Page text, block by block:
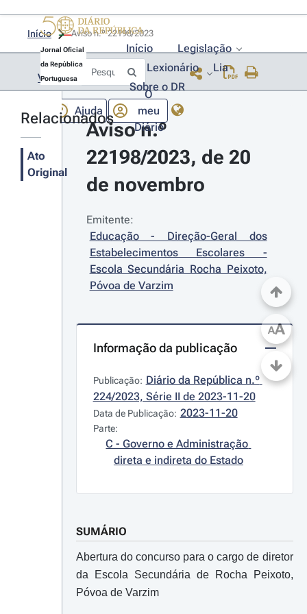
Jornal Oficial
da República
Portuguesa
Início
Legislação
Lexionário
Lia
Sobre o DR
Ajuda
O
meu
Diário
Início
Voltar
Relacionados
Ato
Original
Aviso n.º
22198/2023, de 20
de novembro
Emitente:
Educação - Direção-Geral dos
Estabelecimentos Escolares -
Escola Secundária Rocha Peixoto,
Póvoa de Varzim
Informação da publicação
Publicação: Diário da República n.º
224/2023, Série II de 2023-11-20
Data de Publicação: 2023-11-20
Parte:
C - Governo e Administração
direta e indireta do Estado
SUMÁRIO
Abertura do concurso para o cargo de diretor
da Escola Secundária de Rocha Peixoto,
Póvoa de Varzim
AA